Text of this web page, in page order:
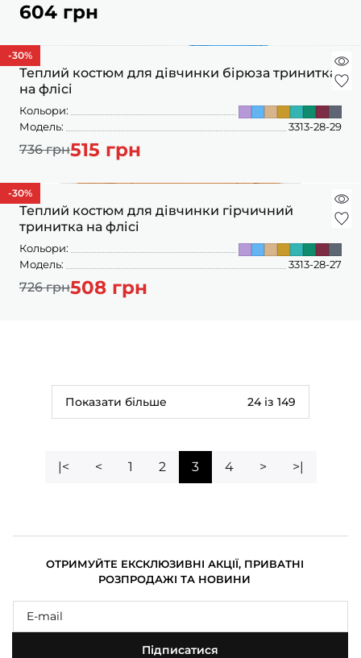
604 грн
-30%
Теплий костюм для дівчинки бірюза тринитка
на флісі
Кольори:
Модель:
3313-28-29
736 грн515 грн
-30%
Теплий костюм для дівчинки гірчичний
тринитка на флісі
Кольори:
Модель:
3313-28-27
726 грн508 грн
Показати більше 24 із 149
|< < 1 2 3 4 > >|
ОТРИМУЙТЕ ЕКСКЛЮЗИВНІ АКЦІЇ, ПРИВАТНІ
РОЗПРОДАЖІ ТА НОВИНИ
Підписатися